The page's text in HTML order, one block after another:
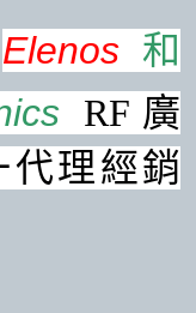
Elenos和
RF 廣
代理經銷